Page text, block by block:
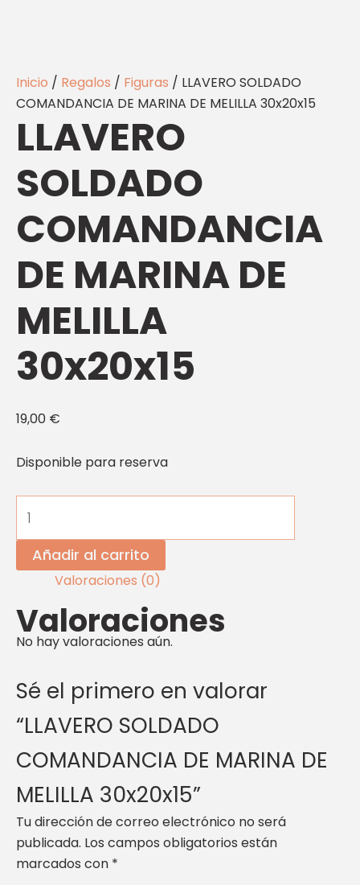
Inicio / Regalos / Figuras / LLAVERO SOLDADO
COMANDANCIA DE MARINA DE MELILLA 30x20x15
LLAVERO
SOLDADO
COMANDANCIA
DE MARINA DE
MELILLA
30x20x15
19,00 €
Disponible para reserva
Añadir al carrito
Valoraciones (0)
Valoraciones
No hay valoraciones aún.
Sé el primero en valorar
“LLAVERO SOLDADO
COMANDANCIA DE MARINA DE
MELILLA 30x20x15”
Tu dirección de correo electrónico no será
publicada. Los campos obligatorios están
marcados con *